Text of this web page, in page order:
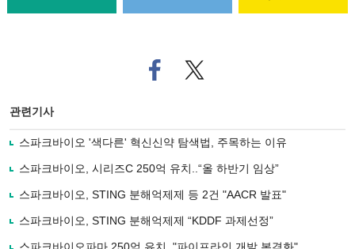
페
이
로
기
사
유
기
트위
터로
관련기사
스파크바이오 '색다른' 혁신신약 탐색법, 주목하는 이유
스파크바이오, 시리즈C 250억 유치..“올 하반기 임상”
스파크바이오, STING 분해억제제 등 2건 "AACR 발표"
스파크바이오, STING 분해억제제 “KDDF 과제선정”